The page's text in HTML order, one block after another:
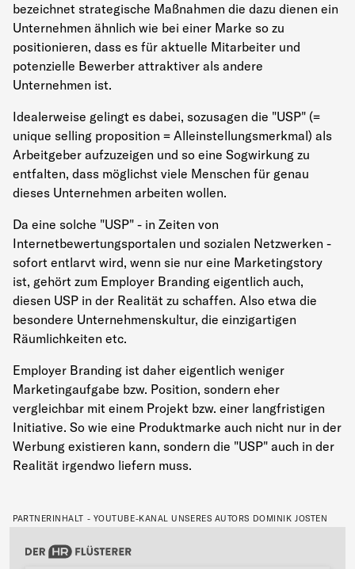
bezeichnet strategische Maßnahmen die dazu dienen ein
Unternehmen ähnlich wie bei einer Marke so zu
positionieren, dass es für aktuelle Mitarbeiter und
potenzielle Bewerber attraktiver als andere
Unternehmen ist.
Idealerweise gelingt es dabei, sozusagen die "USP" (=
unique selling proposition = Alleinstellungsmerkmal) als
Arbeitgeber aufzuzeigen und so eine Sogwirkung zu
entfalten, dass möglichst viele Menschen für genau
dieses Unternehmen arbeiten wollen.
Da eine solche "USP" - in Zeiten von
Internetbewertungsportalen und sozialen Netzwerken -
sofort entlarvt wird, wenn sie nur eine Marketingstory
ist, gehört zum Employer Branding eigentlich auch,
diesen USP in der Realität zu schaffen. Also etwa die
besondere Unternehmenskultur, die einzigartigen
Räumlichkeiten etc.
Employer Branding ist daher eigentlich weniger
Marketingaufgabe bzw. Position, sondern eher
vergleichbar mit einem Projekt bzw. einer langfristigen
Initiative. So wie eine Produktmarke auch nicht nur in der
Werbung existieren kann, sondern die "USP" auch in der
Realität irgendwo liefern muss.
PARTNERINHALT - YOUTUBE-KANAL UNSERES AUTORS DOMINIK JOSTEN